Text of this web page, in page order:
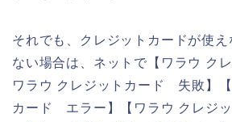
それでも、クレジットカードが使え
ない場合は、ネットで【ワラウ ク
ワラウ クレジットカード 失敗】
カード エラー】【ワラウ クレジ